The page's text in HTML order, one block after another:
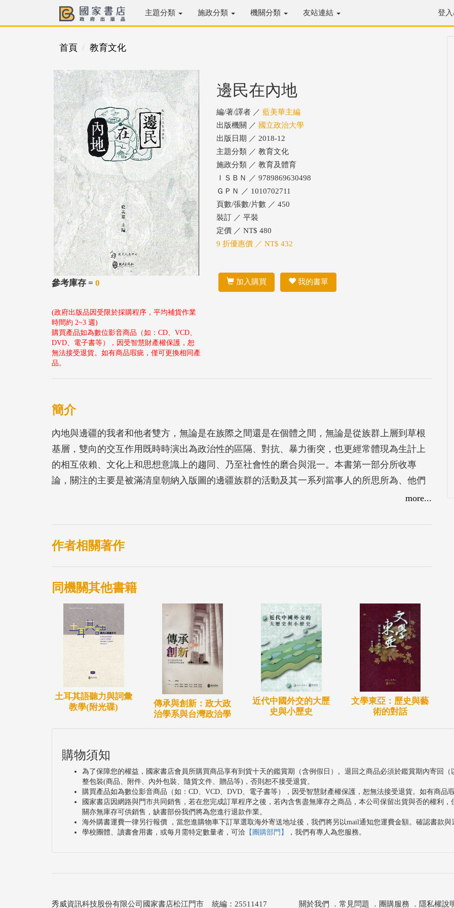
主題分類 施政分類 機關分類 友站連結 登
首頁 教育文化
參考庫存 = 0
(政府出版品因受限於採購程序，平均補貨作業
時間約 2~3 週)
購買產品如為數位影音商品（如：CD、VCD、
DVD、電子書等），因受智慧財產權保護，恕
無法接受退貨。如有商品瑕疵，僅可更換相同產
品。
邊民在內地
編/著/譯者 ／ 藍美華主編
出版機關 ／ 國立政治大學
出版日期 ／ 2018-12
主題分類 ／ 教育文化
施政分類 ／ 教育及體育
ＩＳＢＮ ／ 9789869630498
ＧＰＮ ／ 1010702711
頁數/張數/片數 ／ 450
裝訂 ／ 平裝
定價 ／ NT$ 480
9 折優惠價 ／ NT$ 432
加入購買 我的書單
簡介
內地與邊疆的我者和他者雙方，無論是在族際之間還是在個體之間，無論是從族群上層到草根
基層，雙向的交互作用既時時演出為政治性的區隔、對抗、暴力衝突，也更經常體現為生計上
的相互依賴、文化上和思想意識上的趨同、乃至社會性的磨合與混一。本書第一部分所收專
論，關注的主要是被滿清皇朝納入版圖的邊疆族群的活動及其一系列當事人的所思所為、他們
與內地的公私往來、他們的主動移徙或被動遷入內地的經歷、他們隨著清末民初大時代變化而
些既反映了邊陲與內地原有的多元文化，也展現了近代傳入的異質文化及其與傳統文化的相互
激盪。
more...
作者相關著作
同機關其他書籍
土耳其語聽力與詞彙
教學(附光碟)
傳承與創新：政大政
治學系與台灣政治學
近代中國外交的大歷
史與小歷史
文學東亞：歷史與藝
術的對話
購物須知
為了保障您的權益，國家書店會員所購買商品享有到貨十天的鑑賞期（含例假日）。退回之商品必須於鑑賞期內寄回
整包裝(商品、附件、內外包裝、隨貨文件、贈品等)，否則恕不接受退貨。
購買產品如為數位影音商品（如：CD、VCD、DVD、電子書等），因受智慧財產權保護，恕無法接受退貨。如有商品
國家書店因網路與門市共同銷售，若在您完成訂單程序之後，若內含售盡無庫存之商品，本公司保留出貨與否的權利
關亦無庫存可供銷售，缺書部份我們將為您進行退款作業。
海外購書運費一律另行報價 ，當您進購物車下訂單選取海外寄送地址後，我們將另以mail通知您運費金額。確認書款
學校團體、讀書會用書，或每月需特定數量者，可洽 【團購部門】 ，我們有專人為您服務。
秀威資訊科技股份有限公司國家書店松江門市 統編：25511417 關於我們 ． 常見問題 ． 團購服務 ． 隱私權說